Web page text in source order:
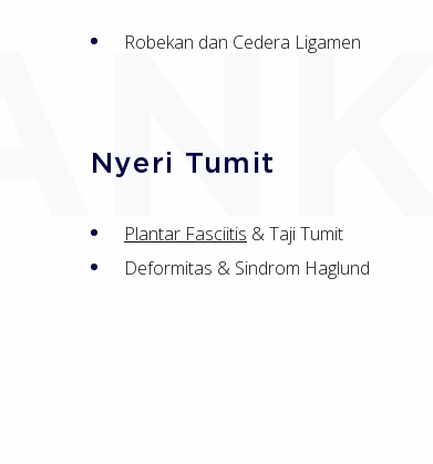
Robekan dan Cedera Ligamen
Nyeri Tumit
Plantar Fasciitis & Taji Tumit
Deformitas & Sindrom Haglund